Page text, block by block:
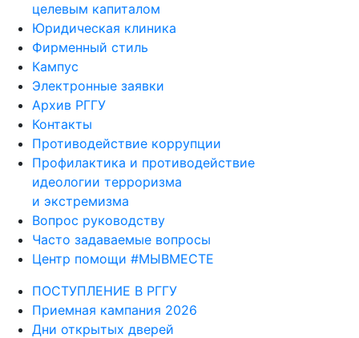
целевым капиталом
Юридическая клиника
Фирменный стиль
Кампус
Электронные заявки
Архив РГГУ
Контакты
Противодействие коррупции
Профилактика и противодействие
идеологии терроризма
и экстремизма
Вопрос руководству
Часто задаваемые вопросы
Центр помощи #МЫВМЕСТЕ
ПОСТУПЛЕНИЕ В РГГУ
Приемная кампания 2026
Дни открытых дверей